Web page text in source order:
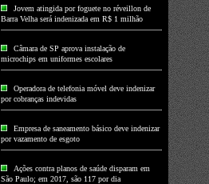
Jovem atingida por foguete no réveillon de
Barra Velha será indenizada em R$ 1 milhão
Câmara de SP aprova instalação de
microchips em uniformes escolares
Operadora de telefonia móvel deve indenizar
por cobranças indevidas
Empresa de saneamento básico deve indenizar
por vazamento de esgoto
Ações contra planos de saúde disparam em
São Paulo; em 2017, são 117 por dia